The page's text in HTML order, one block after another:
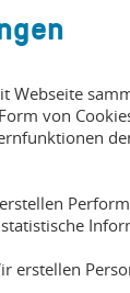
Webseite
von
erstellen